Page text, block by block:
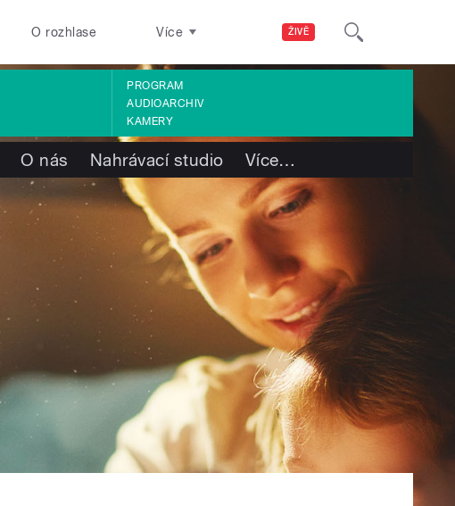
ŽIVĚ
O rozhlase Více
PROGRAM
AUDIOARCHIV
KAMERY
O nás Nahrávací studio Více…